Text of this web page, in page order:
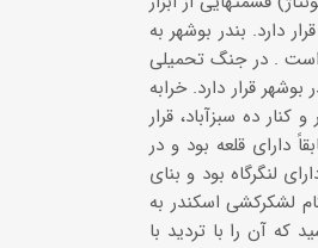
دارد. بندر بوشهر به
است . در جنگ تحمیلی
کیلومتری شمال غربی بندر بوشهر قرار دارد. خرابه
ده سبزآباد، قرار
دارای قلعه بود و در
لنگرگاه بود و بنای
، ص 48). در 315 ق م ، نئارخ به هنگام لشکرکشی اسکندر به
که آن را با تردید با